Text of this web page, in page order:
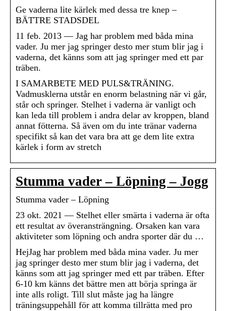
Ge vaderna lite kärlek med dessa tre knep –
BÄTTRE STADSDEL
11 feb. 2013 — Jag har problem med båda mina
vader. Ju mer jag springer desto mer stum blir jag i
vaderna, det känns som att jag springer med ett par
träben.
I SAMARBETE MED PULS&TRÄNING.
Vadmusklerna utstår en enorm belastning när vi går,
står och springer. Stelhet i vaderna är vanligt och
kan leda till problem i andra delar av kroppen, bland
annat fötterna. Så även om du inte tränar vaderna
specifikt så kan det vara bra att ge dem lite extra
kärlek i form av stretch
Stumma vader – Löpning – Jogg
Stumma vader – Löpning
23 okt. 2021 — Stelhet eller smärta i vaderna är ofta
ett resultat av överansträngning. Orsaken kan vara
aktiviteter som löpning och andra sporter där du …
HejJag har problem med båda mina vader. Ju mer
jag springer desto mer stum blir jag i vaderna, det
känns som att jag springer med ett par träben. Efter
6-10 km känns det bättre men att börja springa är
inte alls roligt. Till slut måste jag ha längre
träningsuppehåll för att komma tillrätta med pro